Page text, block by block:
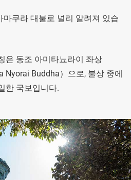
쿠라 대불로 널리 알려져 있습
은 동조 아미타뇨라이 좌상
Nyorai Buddha）으로, 불상 중에
한 국보입니다.